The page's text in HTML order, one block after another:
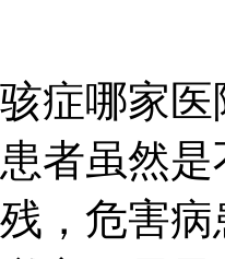
哪家医
者虽然
，危害